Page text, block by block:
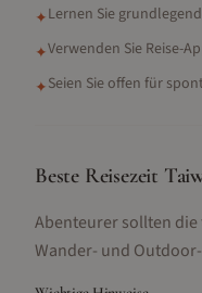
✦Lernen Sie
✦Verwenden Sie Reise-
✦Seien Sie offen für
Beste Reisezeit
Abenteurer sollten
Wander- und